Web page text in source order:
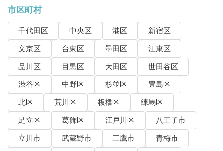
市区町村
千代田区 中央区 港区
新宿区
文京区
台東区 墨田区
江東区
品川区
目黒区 大田区
世田谷区
渋谷区
中野区 杉並区
豊島区
北区
荒川区 板橋区
練馬区
足立区
葛飾区 江戸川区
八王子市
立川市
武蔵野市 三鷹市
青梅市